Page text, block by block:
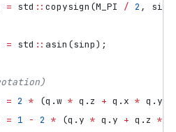
= std :: copysign (M_PI / 2 , sinp
= std :: asin (sinp);
= 2 * (q .w * q . z + q . x * q . y
= 1 - 2 * (q . y * q . y + q . z *